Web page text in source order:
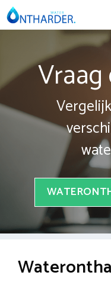
Spring
naar